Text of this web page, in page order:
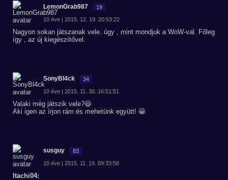
LemonGrab987 19
10 éve | 2015. 12. 19. 20:53:22
Nagyon sokan játszanak vele. úgy , mint mondjuk a WoW-val. Főleg
így , az új kiegészítővel.
SonyBl4ck 34
10 éve | 2015. 11. 30. 16:51:51
Valaki még játszik vele?😃
Aki igen az írjon rám és mehetünk együtt! 😀
susguy 83
10 éve | 2015. 11. 19. 09:33:58
Itachi04: